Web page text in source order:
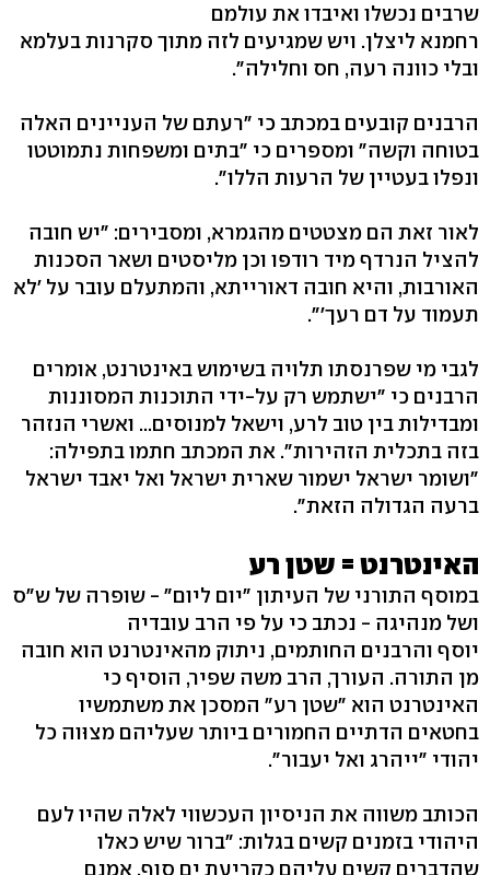
שרבים נכשלו ואיבדו את עולמם
רחמנא ליצלן. ויש שמגיעים לזה מתוך סקרנות בעלמא
ובלי כוונה רעה, חס וחלילה".
הרבנים קובעים במכתב כי "רעתם של העניינים האלה
בטוחה וקשה" ומספרים כי "בתים ומשפחות נתמוטטו
ונפלו בעטיין של הרעות הללו".
לאור זאת הם מצטטים מהגמרא, ומסבירים: "יש חובה
להציל הנרדף מיד רודפו וכן מליסטים ושאר הסכנות
האורבות, והיא חובה דאורייתא, והמתעלם עובר על 'לא
תעמוד על דם רעך'".
לגבי מי שפרנסתו תלויה בשימוש באינטרנט, אומרים
הרבנים כי "ישתמש רק על-ידי התוכנות המסוננות
ומבדילות בין טוב לרע, וישאל למנוסים... ואשרי הנזהר
בזה בתכלית הזהירות". את המכתב חתמו בתפילה:
"ושומר ישראל ישמור שארית ישראל ואל יאבד ישראל
ברעה הגדולה הזאת".
האינטרנט = שטן רע
במוסף התורני של העיתון "יום ליום" - שופרה של ש"ס
ושל מנהיגה - נכתב כי על פי הרב עובדיה
יוסף והרבנים החותמים, ניתוק מהאינטרנט הוא חובה
מן התורה. העורך, הרב משה שפיר, הוסיף כי
האינטרנט הוא "שטן רע" המסכן את משתמשיו
בחטאים הדתיים החמורים ביותר שעליהם מצוּוה כל
יהודי "ייהרג ואל יעבור".
הכותב משווה את הניסיון העכשווי לאלה שהיו לעם
היהודי בזמנים קשים בגלות: "ברור שיש כאלו
שהדברים קשים עליהם כקריעת ים סוף. אמנם